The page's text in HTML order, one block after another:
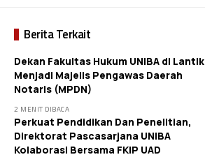
Berita Terkait
Dekan Fakultas Hukum UNIBA di Lantik
Menjadi Majelis Pengawas Daerah
Notaris (MPDN)
2 MENIT DIBACA
Perkuat Pendidikan Dan Penelitian,
Direktorat Pascasarjana UNIBA
Kolaborasi Bersama FKIP UAD